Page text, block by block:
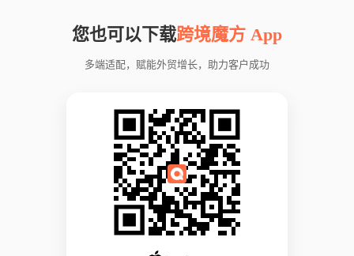
您也可以下载跨境魔方 App
多端适配，赋能外贸增长，助力客户成功